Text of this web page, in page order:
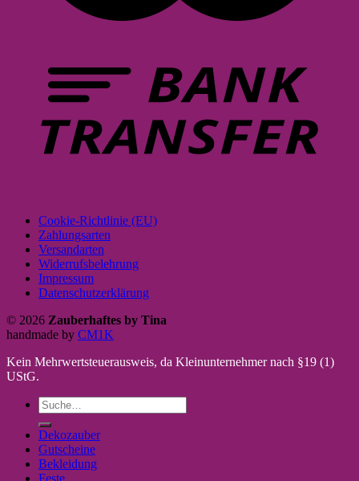
Cookie-Richtlinie (EU)
Zahlungsarten
Versandarten
Widerrufsbelehrung
Impressum
Datenschutzerklärung
© 2026 Zauberhaftes by Tina
handmade by CM1K
Kein Mehrwertsteuerausweis, da Kleinunternehmer nach §19 (1)
UStG.
Suche
nach:
Dekozauber
Gutscheine
Bekleidung